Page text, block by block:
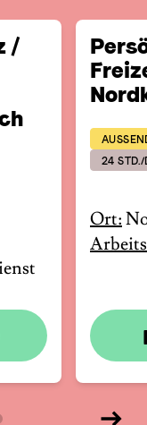
/
24 STD./
Ort: